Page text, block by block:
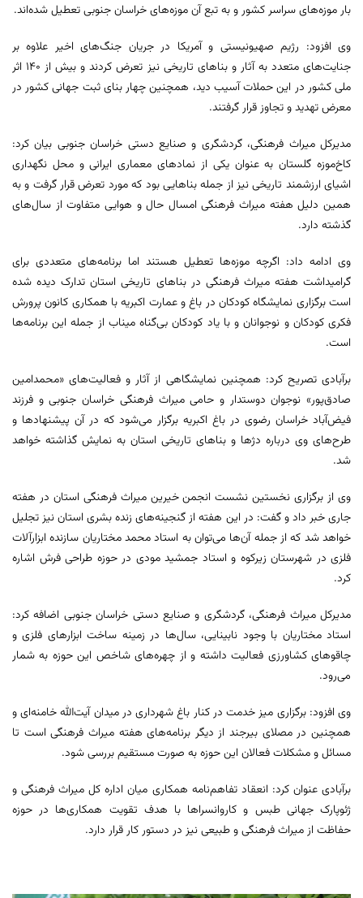
بار موزه‌های سراسر کشور و به تبع آن موزه‌های خراسان جنوبی تعطیل شده‌اند.
وی افزود: رژیم صهیونیستی و آمریکا در جریان جنگ‌های اخیر علاوه بر
جنایت‌های متعدد به آثار و بناهای تاریخی نیز تعرض کردند و بیش از ۱۴۰ اثر
ملی کشور در این حملات آسیب دید، همچنین چهار بنای ثبت جهانی کشور در
معرض تهدید و تجاوز قرار گرفتند.
مدیرکل میراث فرهنگی، گردشگری و صنایع دستی خراسان جنوبی بیان کرد:
کاخ‌موزه گلستان به عنوان یکی از نمادهای معماری ایرانی و محل نگهداری
اشیای ارزشمند تاریخی نیز از جمله بناهایی بود که مورد تعرض قرار گرفت و به
همین دلیل هفته میراث فرهنگی امسال حال و هوایی متفاوت از سال‌های
گذشته دارد.
وی ادامه داد: اگرچه موزه‌ها تعطیل هستند اما برنامه‌های متعددی برای
گرامیداشت هفته میراث فرهنگی در بناهای تاریخی استان تدارک دیده شده
است برگزاری نمایشگاه کودکان در باغ و عمارت اکبریه با همکاری کانون پرورش
فکری کودکان و نوجوانان و با یاد کودکان بی‌گناه میناب از جمله این برنامه‌ها
است.
برآبادی تصریح کرد: همچنین نمایشگاهی از آثار و فعالیت‌های «محمدامین
صادق‌پور» نوجوان دوستدار و حامی میراث فرهنگی خراسان جنوبی و فرزند
فیض‌آباد خراسان رضوی در باغ اکبریه برگزار می‌شود که در آن پیشنهادها و
طرح‌های وی درباره دژها و بناهای تاریخی استان به نمایش گذاشته خواهد
شد.
وی از برگزاری نخستین نشست انجمن خیرین میراث فرهنگی استان در هفته
جاری خبر داد و گفت: در این هفته از گنجینه‌های زنده بشری استان نیز تجلیل
خواهد شد که از جمله آن‌ها می‌توان به استاد محمد مختاریان سازنده ابزارآلات
فلزی در شهرستان زیرکوه و استاد جمشید مودی در حوزه طراحی فرش اشاره
کرد.
مدیرکل میراث فرهنگی، گردشگری و صنایع دستی خراسان جنوبی اضافه کرد:
استاد مختاریان با وجود نابینایی، سال‌ها در زمینه ساخت ابزارهای فلزی و
چاقوهای کشاورزی فعالیت داشته و از چهره‌های شاخص این حوزه به شمار
می‌رود.
وی افزود: برگزاری میز خدمت در کنار باغ شهرداری در میدان آیت‌الله خامنه‌ای و
همچنین در مصلای بیرجند از دیگر برنامه‌های هفته میراث فرهنگی است تا
مسائل و مشکلات فعالان این حوزه به صورت مستقیم بررسی شود.
برآبادی عنوان کرد: انعقاد تفاهم‌نامه همکاری میان اداره کل میراث فرهنگی و
ژئوپارک جهانی طبس و کاروانسراها با هدف تقویت همکاری‌ها در حوزه
حفاظت از میراث فرهنگی و طبیعی نیز در دستور کار قرار دارد.